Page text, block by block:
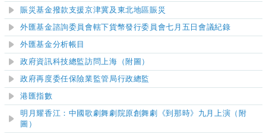
賑災基金撥款支援京津冀及東北地區賑災
外匯基金諮詢委員會轄下貨幣發行委員會七 月五日會議紀錄
外匯基金分析帳目
政府資訊科技總監訪問上海（附圖）
政府再度委任保險業監管局行政總監
港匯指數
明月耀香江：中國歌劇舞劇院原創舞劇《到那時》九月上演（附
圖）